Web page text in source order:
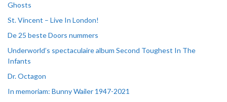
Ghosts
St. Vincent – Live In London!
De 25 beste Doors nummers
Underworld’s spectaculaire album Second Toughest In The
Infants
Dr. Octagon
In memoriam: Bunny Wailer 1947-2021